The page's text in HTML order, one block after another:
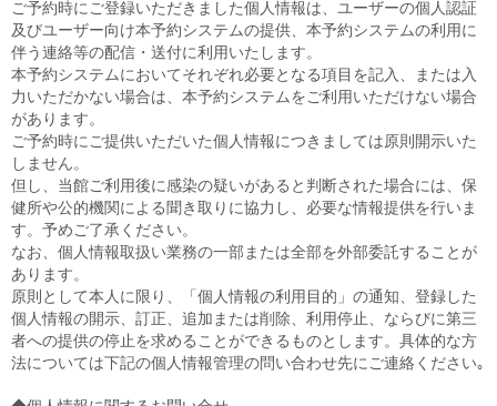
ご予約時にご登録いただきました個人情報は、ユーザーの個人認証
及びユーザー向け本予約システムの提供、本予約システムの利用に
伴う連絡等の配信・送付に利用いたします。
本予約システムにおいてそれぞれ必要となる項目を記入、または入
力いただかない場合は、本予約システムをご利用いただけない場合
があります。
ご予約時にご提供いただいた個人情報につきましては原則開示いた
しません。
但し、当館ご利用後に感染の疑いがあると判断された場合には、保
健所や公的機関による聞き取りに協力し、必要な情報提供を行いま
す。予めご了承ください。
なお、個人情報取扱い業務の一部または全部を外部委託することが
あります。
原則として本人に限り、「個人情報の利用目的」の通知、登録した
個人情報の開示、訂正、追加または削除、利用停止、ならびに第三
者への提供の停止を求めることができるものとします。具体的な方
法については下記の個人情報管理の問い合わせ先にご連絡ください｡